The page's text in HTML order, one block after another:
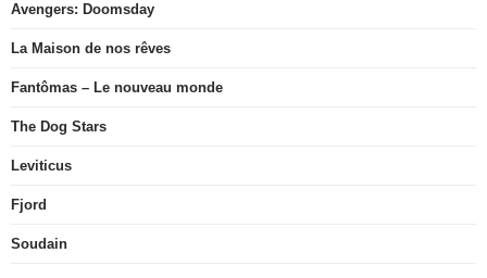
Avengers: Doomsday
La Maison de nos rêves
Fantômas – Le nouveau monde
The Dog Stars
Leviticus
Fjord
Soudain